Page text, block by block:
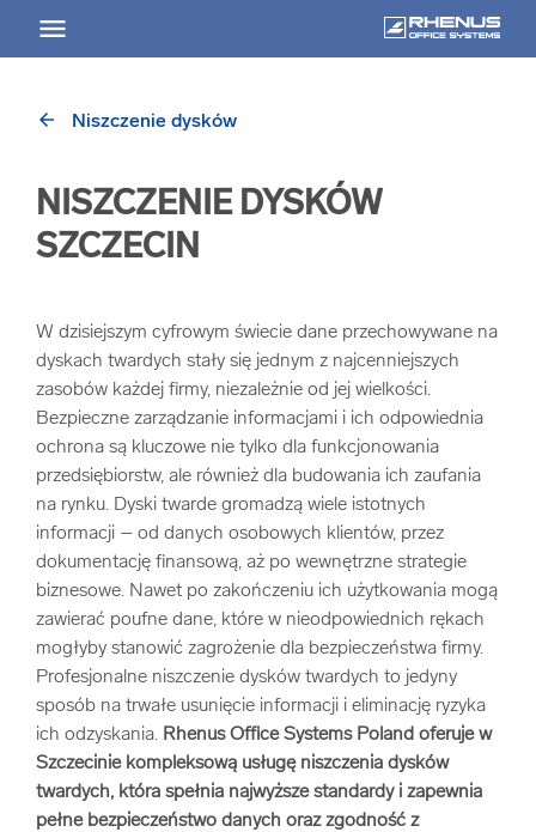
USŁUGI
Niszczenie nośników informacji arrow_forward
Archiwizowanie dokumentów arrow_forward
Przechowywanie dokumentacji
Usługi digitalizacjyjne arrow_forward
Osuszanie dokumentów arrow_forward
Pozostałe usługi arrow_forward
arrow_back Niszczenie dysków
NISZCZENIE DYSKÓW
SZCZECIN
W dzisiejszym cyfrowym świecie dane przechowywane na
dyskach twardych stały się jednym z najcenniejszych
zasobów każdej firmy, niezależnie od jej wielkości.
Bezpieczne zarządzanie informacjami i ich odpowiednia
ochrona są kluczowe nie tylko dla funkcjonowania
przedsiębiorstw, ale również dla budowania ich zaufania
na rynku. Dyski twarde gromadzą wiele istotnych
informacji – od danych osobowych klientów, przez
dokumentację finansową, aż po wewnętrzne strategie
biznesowe. Nawet po zakończeniu ich użytkowania mogą
zawierać poufne dane, które w nieodpowiednich rękach
mogłyby stanowić zagrożenie dla bezpieczeństwa firmy.
Profesjonalne niszczenie dysków twardych to jedyny
sposób na trwałe usunięcie informacji i eliminację ryzyka
ich odzyskania. Rhenus Office Systems Poland oferuje w
Szczecinie kompleksową usługę niszczenia dysków
twardych, która spełnia najwyższe standardy i zapewnia
pełne bezpieczeństwo danych oraz zgodność z